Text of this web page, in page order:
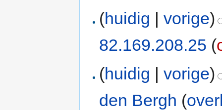
(huidig |vorige)
82.169.208.25 (
(huidig |vorige)
den Bergh (